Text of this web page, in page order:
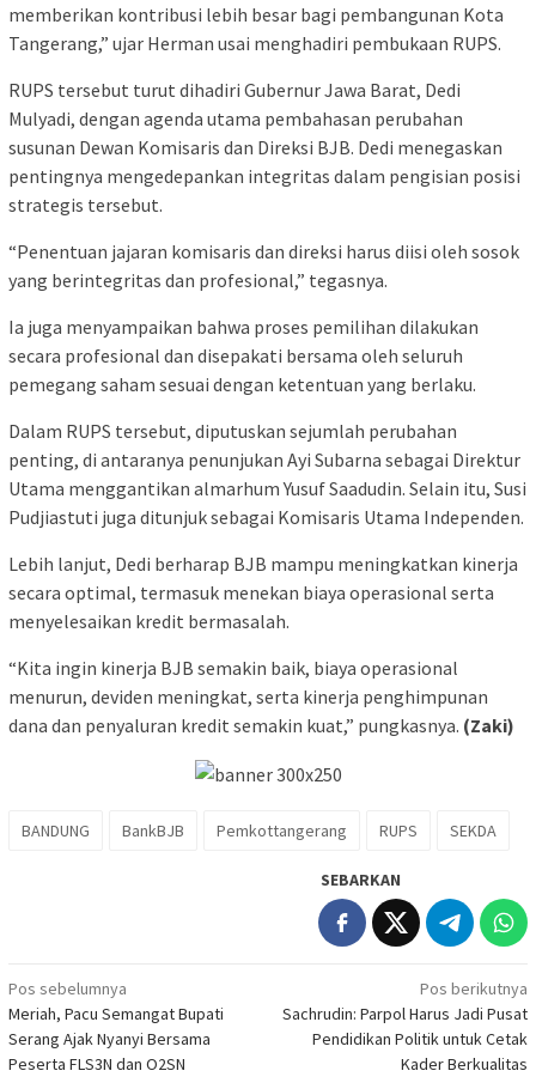
memberikan kontribusi lebih besar bagi pembangunan Kota
Tangerang,” ujar Herman usai menghadiri pembukaan RUPS.
RUPS tersebut turut dihadiri Gubernur Jawa Barat, Dedi
Mulyadi, dengan agenda utama pembahasan perubahan
susunan Dewan Komisaris dan Direksi BJB. Dedi menegaskan
pentingnya mengedepankan integritas dalam pengisian posisi
strategis tersebut.
“Penentuan jajaran komisaris dan direksi harus diisi oleh sosok
yang berintegritas dan profesional,” tegasnya.
Ia juga menyampaikan bahwa proses pemilihan dilakukan
secara profesional dan disepakati bersama oleh seluruh
pemegang saham sesuai dengan ketentuan yang berlaku.
Dalam RUPS tersebut, diputuskan sejumlah perubahan
penting, di antaranya penunjukan Ayi Subarna sebagai Direktur
Utama menggantikan almarhum Yusuf Saadudin. Selain itu, Susi
Pudjiastuti juga ditunjuk sebagai Komisaris Utama Independen.
Lebih lanjut, Dedi berharap BJB mampu meningkatkan kinerja
secara optimal, termasuk menekan biaya operasional serta
menyelesaikan kredit bermasalah.
“Kita ingin kinerja BJB semakin baik, biaya operasional
menurun, deviden meningkat, serta kinerja penghimpunan
dana dan penyaluran kredit semakin kuat,” pungkasnya. (Zaki)
BANDUNG BankBJB Pemkottangerang RUPS SEKDA
SEBARKAN
Navigasi
pos
Pos sebelumnya
Meriah, Pacu Semangat Bupati
Serang Ajak Nyanyi Bersama
Peserta FLS3N dan O2SN
Pos berikutnya
Sachrudin: Parpol Harus Jadi Pusat
Pendidikan Politik untuk Cetak
Kader Berkualitas